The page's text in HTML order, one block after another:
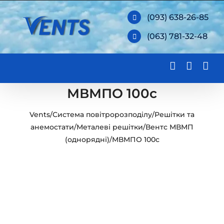
Skip
to
content
(093) 638-26-85
(063) 781-32-48
МВМПО 100с
Vents/Система повітророзподілу/Решітки та
анемостати/Металеві решітки/Вентс МВМП
(однорядні)/МВМПО 100с